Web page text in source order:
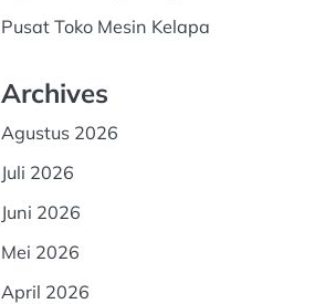
Pusat Toko Mesin Kelapa
Archives
Agustus 2026
Juli 2026
Juni 2026
Mei 2026
April 2026